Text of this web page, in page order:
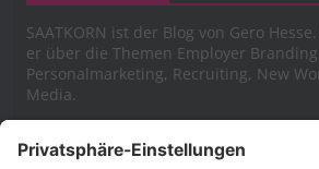
SAATKORN ist der Blog von Gero
er über die Themen Employer Branding,
Personalmarketing, Recruiting, New
Media.